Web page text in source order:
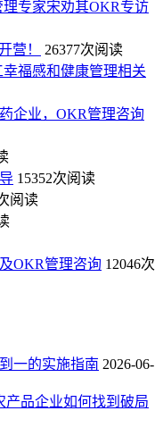
专家宋劝其OKR专访
营！
26377次阅读
福感和健康管理相关
企业，OKR管理咨询
15352次阅读
阅读
OKR管理咨询 12046次
一的实施指南 2026-06-
产品企业如何找到破局